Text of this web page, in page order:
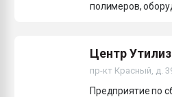
полимеров,
Центр
пр-кт Красный, д.
Предприятие по